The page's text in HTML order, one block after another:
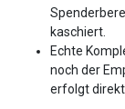
kaschiert.
Echte
noch der
erfolgt